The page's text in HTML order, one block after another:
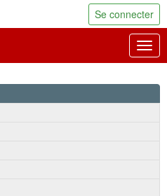
Se connecter